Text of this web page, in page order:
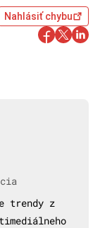
Nahlásiť chybu
trendy z